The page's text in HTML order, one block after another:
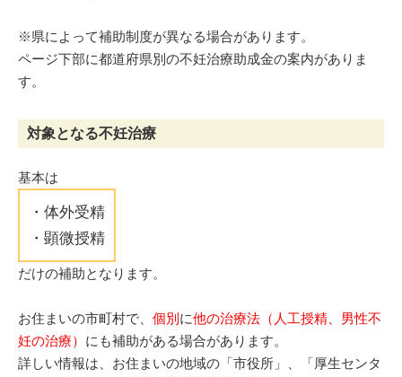
※県によって補助制度が異なる場合があります。
ページ下部に都道府県別の不妊治療助成金の案内がありま
す。
対象となる不妊治療
基本は
・体外受精
・顕微授精
だけの補助となります。
お住まいの市町村で、 個別 に他の治療法（人工授精、男性不
妊の治療） にも補助がある場合があります。
詳しい情報は、お住まいの地域の「市役所」、「厚生センタ